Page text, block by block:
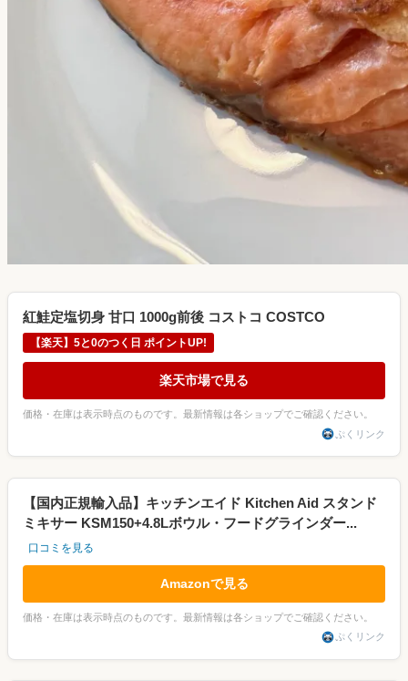
紅鮭定塩切身 甘口 1000g前後 コストコ COSTCO
【楽天】5と0のつく日 ポイントUP!
楽天市場で見る
価格・在庫は表示時点のものです。最新情報は各ショップでご確認ください。
ぷくリンク
【国内正規輸入品】キッチンエイド Kitchen Aid スタンド
ミキサー KSM150+4.8Lボウル・フードグラインダー...
口コミを見る
Amazonで見る
価格・在庫は表示時点のものです。最新情報は各ショップでご確認ください。
ぷくリンク